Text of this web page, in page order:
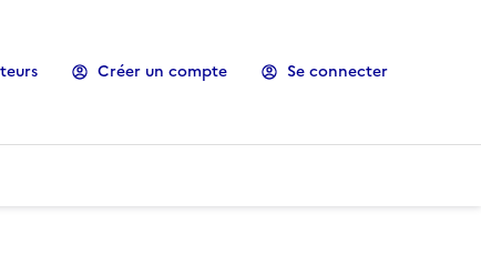
Créer un compte Se connecter